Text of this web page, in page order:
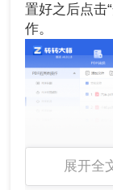
置好之后点击
作。
展开全